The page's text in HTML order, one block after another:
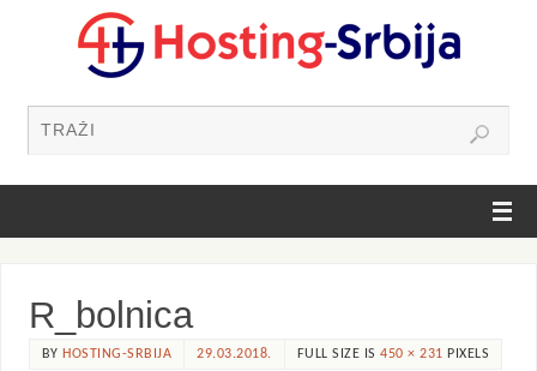
R_bolnica
BY HOSTING-SRBIJA 29.03.2018. FULL SIZE IS450 × 231 PIXELS